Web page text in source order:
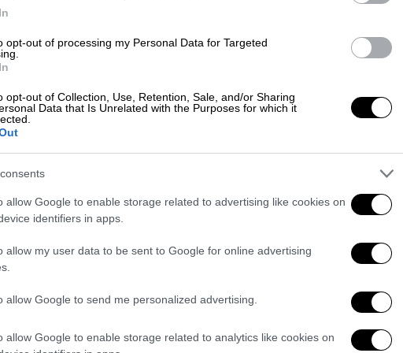
opt-out of processing my Personal Data for Targeted
opt-out of Collection, Use, Retention, Sale, and/or Sharing
Data that Is Unrelated with the Purposes for which it
allow Google to enable storage related to advertising like cookies on
identifiers in apps.
allow my user data to be sent to Google for online advertising
allow Google to send me personalized advertising.
allow Google to enable storage related to analytics like cookies on
Ντουράντ, σε αντίθεση με την
οσκαρική Έμα Στόουν που φορούσε
29.04.2022 23:49
απ' τη Μονακό του Μάικ Τζέιμς σε
τρομερό ματς και η πρόκριση στο
Βελιγράδι θα κριθεί στο ΣΕΦ
Η Μονακό πλήγωσε τον Ολυμπιακό με
78-77 και το εισιτήριο για το Final 4
(4/5, 21.00).